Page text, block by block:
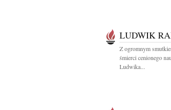
LUDWIK
Z ogromnym
śmierci cenionego
Ludwika...